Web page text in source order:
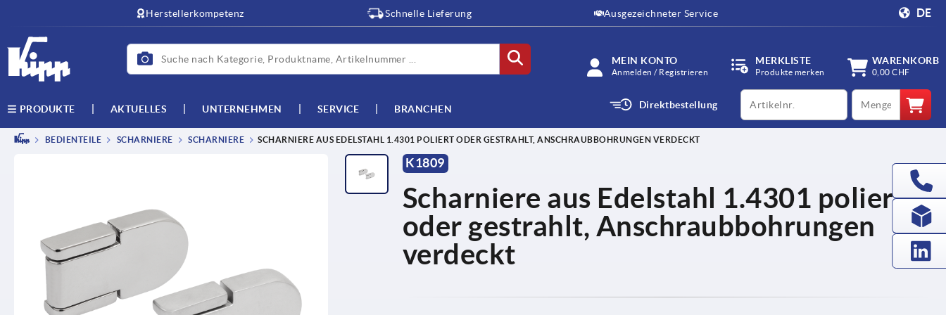
Herstellerkompetenz Schnelle Lieferung Ausgezeichneter Service DE
MEIN KONTO
Anmelden / Registrieren
MERKLISTE
Produkte merken
WARENKORB
0,00 CHF
PRODUKTE AKTUELLES UNTERNEHMEN SERVICE BRANCHEN Direktbestellung
productCode qty
BEDIENTEILE SCHARNIERE SCHARNIERE SCHARNIERE AUS EDELSTAHL 1.4301 POLIERT ODER GESTRAHLT, ANSCHRAUBBOHRUNGEN VERDECKT
K1809
Scharniere aus Edelstahl 1.4301 poliert
oder gestrahlt, Anschraubbohrungen
verdeckt